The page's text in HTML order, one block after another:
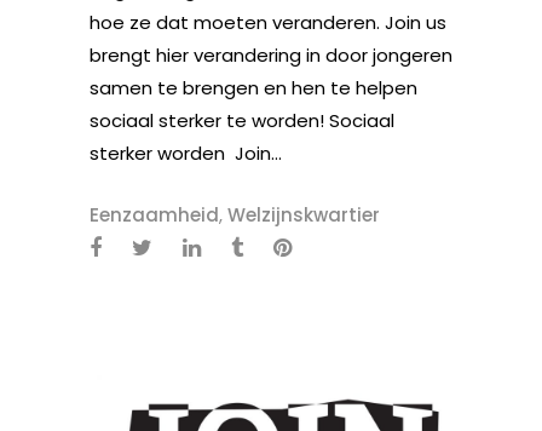
hoe ze dat moeten veranderen. Join us
brengt hier verandering in door jongeren
samen te brengen en hen te helpen
sociaal sterker te worden! Sociaal
sterker worden Join...
Eenzaamheid,Welzijnskwartier